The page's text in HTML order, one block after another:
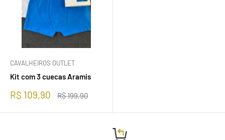
CAVALHEIROS OUTLET
Kit com 3 cuecas Aramis
Preço
R$ 109,90
Preço
R$ 199,90